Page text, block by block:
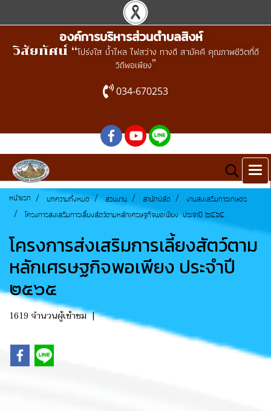
องค์การบริหารส่วนตำบลสิงห์
วิสัยทัศน์ “โปร่งใส น้ำไหล ไฟสว่าง ทางดี สามัคคี คุณภาพชีวิตที่ดี
วิถีพอเพียง”
034-670253
หน้าแรก บทความทั้งหมด ส่วนงาน สำนักปลัด งานส่งเสริมการเกษตร
โครงการส่งเสริมการเลี้ยงสัตว์ตามหลักเศรษฐกิจพอเพียง ประจำปี ๒๕๖๕
โครงการส่งเสริมการเลี้ยงสัตว์ตาม
หลักเศรษฐกิจพอเพียง ประจำปี
๒๕๖๕
1619 จำนวนผู้เข้าชม|